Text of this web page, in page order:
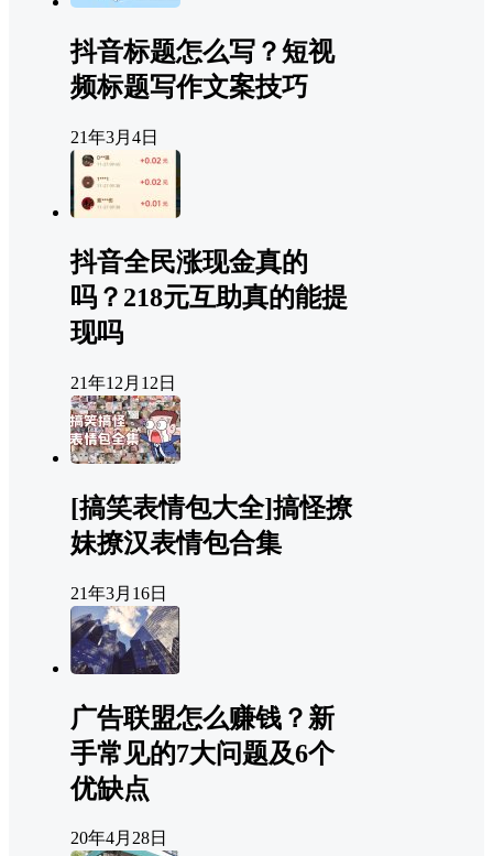
抖音标题怎么写？短视
频标题写作文案技巧
21年3月4日
抖音全民涨现金真的
吗？218元互助真的能提
现吗
21年12月12日
[搞笑表情包大全]搞怪撩
妹撩汉表情包合集
21年3月16日
广告联盟怎么赚钱？新
手常见的7大问题及6个
优缺点
20年4月28日